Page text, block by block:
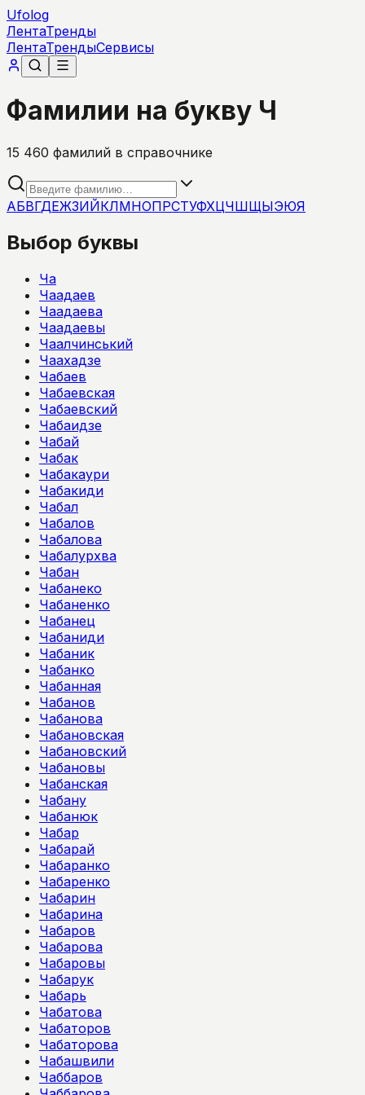
Ufolog
ЛентаТренды
ЛентаТрендыСервисы
Фамилии на букву Ч
15 460 фамилий в справочнике
АБВГДЕЖЗИЙКЛМНОПРСТУФХЦЧШЩЫЭЮЯ
Выбор буквы
Ча
Чаадаев
Чаадаева
Чаадаевы
Чаалчинський
Чаахадзе
Чабаев
Чабаевская
Чабаевский
Чабаидзе
Чабай
Чабак
Чабакаури
Чабакиди
Чабал
Чабалов
Чабалова
Чабалурхва
Чабан
Чабанеко
Чабаненко
Чабанец
Чабаниди
Чабаник
Чабанко
Чабанная
Чабанов
Чабанова
Чабановская
Чабановский
Чабановы
Чабанская
Чабану
Чабанюк
Чабар
Чабарай
Чабаранко
Чабаренко
Чабарин
Чабарина
Чабаров
Чабарова
Чабаровы
Чабарук
Чабарь
Чабатова
Чабаторов
Чабаторова
Чабашвили
Чаббаров